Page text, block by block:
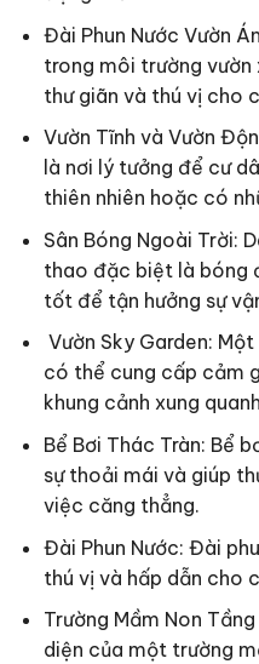
Đài Phun Nước Vườn
trong môi trường
thư giãn và thú vị cho
Vườn Tĩnh và Vườn
là nơi lý tưởng để cư
thiên nhiên hoặc có
Sân Bóng Ngoài Trời:
thao đặc biệt là bóng
tốt để tận hưởng sự
Vườn Sky Garden:
có thể cung cấp cảm
khung cảnh xung
Bể Bơi Thác Tràn: Bể
sự thoải mái và giúp
việc căng thẳng.
Đài Phun Nước: Đài
thú vị và hấp dẫn cho
Trường Mầm Non
diện của một trường